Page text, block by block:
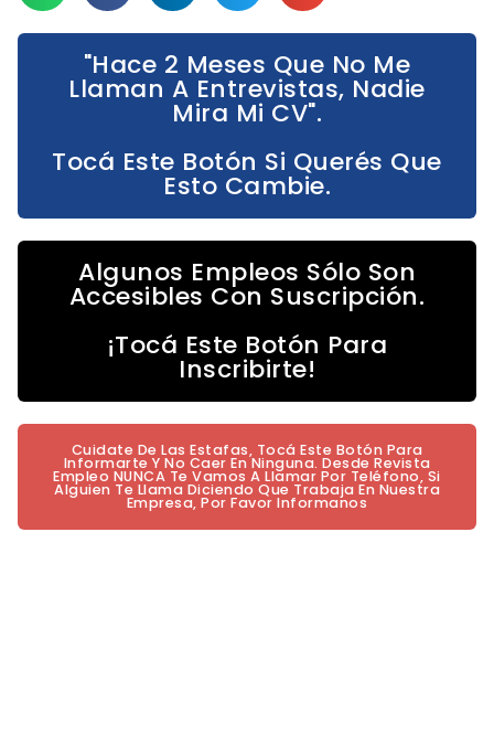
"Hace 2 Meses Que No Me
Llaman A Entrevistas, Nadie
Mira Mi CV".
Tocá Este Botón Si Querés Que
Esto Cambie.
Algunos Empleos Sólo Son
Accesibles Con Suscripción.
¡Tocá Este Botón Para
Inscribirte!
Cuidate De Las Estafas, Tocá Este Botón Para
Informarte Y No Caer En Ninguna. Desde Revista
Empleo NUNCA Te Vamos A Llamar Por Teléfono, Si
Alguien Te Llama Diciendo Que Trabaja En Nuestra
Empresa, Por Favor Informanos